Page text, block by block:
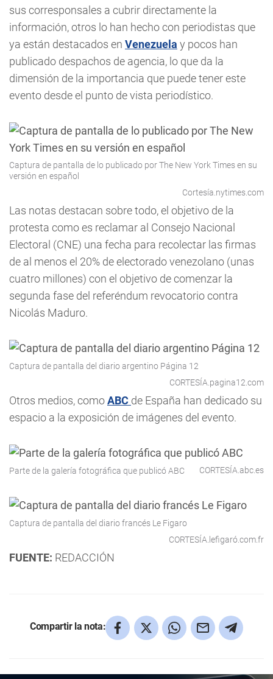
sus corresponsales a cubrir directamente la
información, otros lo han hecho con periodistas que
ya están destacados en Venezuela y pocos han
publicado despachos de agencia, lo que da la
dimensión de la importancia que puede tener este
evento desde el punto de vista periodístico.
Captura de pantalla de lo publicado por The New York Times en su
versión en español
Cortesía.nytimes.com
Las notas destacan sobre todo, el objetivo de la
protesta como es reclamar al Consejo Nacional
Electoral (CNE) una fecha para recolectar las firmas
de al menos el 20% de electorado venezolano (unas
cuatro millones) con el objetivo de comenzar la
segunda fase del referéndum revocatorio contra
Nicolás Maduro.
Captura de pantalla del diario argentino Página 12
CORTESÍA.pagina12.com
Otros medios, comoABC de España han dedicado su
espacio a la exposición de imágenes del evento.
Parte de la galería fotográfica que publicó ABC CORTESÍA.abc.es
Captura de pantalla del diario francés Le Figaro
CORTESÍA.lefigaró.com.fr
FUENTE: REDACCIÓN
Compartir la nota: